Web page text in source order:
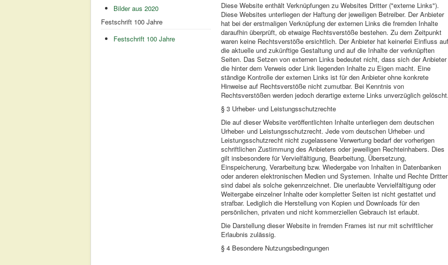
Bilder aus 2020
Festschrift 100 Jahre
Festschrift 100 Jahre
Diese Website enthält Verknüpfungen zu Websites Dritter ("externe Links").
Diese Websites unterliegen der Haftung der jeweiligen Betreiber. Der Anbieter
hat bei der erstmaligen Verknüpfung der externen Links die fremden Inhalte
daraufhin überprüft, ob etwaige Rechtsverstöße bestehen. Zu dem Zeitpunkt
waren keine Rechtsverstöße ersichtlich. Der Anbieter hat keinerlei Einfluss auf
die aktuelle und zukünftige Gestaltung und auf die Inhalte der verknüpften
Seiten. Das Setzen von externen Links bedeutet nicht, dass sich der Anbieter
die hinter dem Verweis oder Link liegenden Inhalte zu Eigen macht. Eine
ständige Kontrolle der externen Links ist für den Anbieter ohne konkrete
Hinweise auf Rechtsverstöße nicht zumutbar. Bei Kenntnis von
Rechtsverstößen werden jedoch derartige externe Links unverzüglich
§ 3 Urheber- und Leistungsschutzrechte
Die auf dieser Website veröffentlichten Inhalte unterliegen dem deutschen
Urheber- und Leistungsschutzrecht. Jede vom deutschen Urheber- und
Leistungsschutzrecht nicht zugelassene Verwertung bedarf der vorherigen
schriftlichen Zustimmung des Anbieters oder jeweiligen Rechteinhabers. Dies
gilt insbesondere für Vervielfältigung, Bearbeitung, Übersetzung,
Einspeicherung, Verarbeitung bzw. Wiedergabe von Inhalten in Datenbanken
oder anderen elektronischen Medien und Systemen. Inhalte und Rechte Dritter
sind dabei als solche gekennzeichnet. Die unerlaubte Vervielfältigung oder
Weitergabe einzelner Inhalte oder kompletter Seiten ist nicht gestattet und
strafbar. Lediglich die Herstellung von Kopien und Downloads für den
persönlichen, privaten und nicht kommerziellen Gebrauch ist erlaubt.
Die Darstellung dieser Website in fremden Frames ist nur mit schriftlicher
Erlaubnis zulässig.
§ 4 Besondere Nutzungsbedingungen